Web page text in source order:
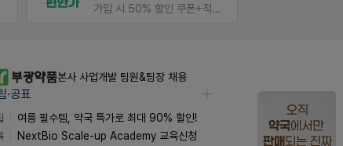
가입 시 50% 할인 쿠폰+적립금까지!
본사 사업개발 팀원&팀장 채용
·공표
여름 필수템, 약국 특가로 최대 90% 할인!
NextBio Scale-up Academy 교육신청